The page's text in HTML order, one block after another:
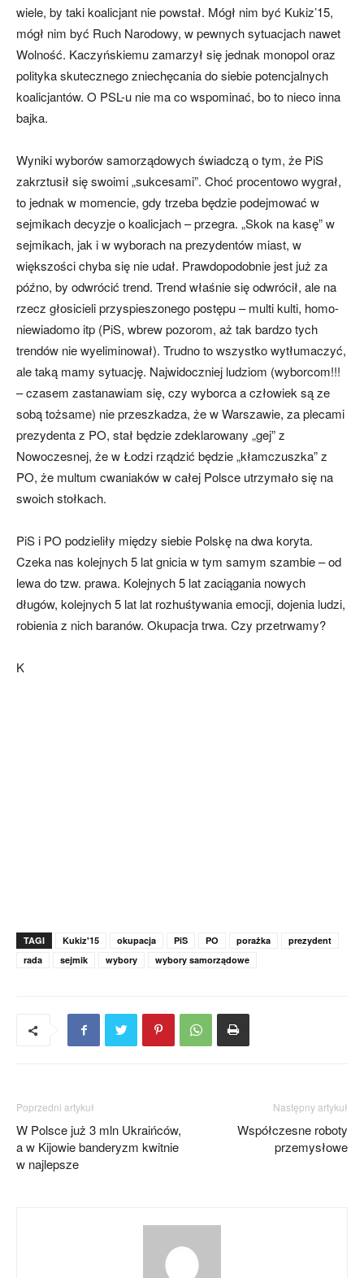
wiele, by taki koalicjant nie powstał. Mógł nim być Kukiz’15,
mógł nim być Ruch Narodowy, w pewnych sytuacjach nawet
Wolność. Kaczyńskiemu zamarzył się jednak monopol oraz
polityka skutecznego zniechęcania do siebie potencjalnych
koalicjantów. O PSL-u nie ma co wspominać, bo to nieco inna
bajka.
Wyniki wyborów samorządowych świadczą o tym, że PiS
zakrztusił się swoimi „sukcesami”. Choć procentowo wygrał,
to jednak w momencie, gdy trzeba będzie podejmować w
sejmikach decyzje o koalicjach – przegra. „Skok na kasę” w
sejmikach, jak i w wyborach na prezydentów miast, w
większości chyba się nie udał. Prawdopodobnie jest już za
późno, by odwrócić trend. Trend właśnie się odwrócił, ale na
rzecz głosicieli przyspieszonego postępu – multi kulti, homo-
niewiadomo itp (PiS, wbrew pozorom, aż tak bardzo tych
trendów nie wyeliminował). Trudno to wszystko wytłumaczyć,
ale taką mamy sytuację. Najwidoczniej ludziom (wyborcom!!!
– czasem zastanawiam się, czy wyborca a człowiek są ze
sobą tożsame) nie przeszkadza, że w Warszawie, za plecami
prezydenta z PO, stał będzie zdeklarowany „gej” z
Nowoczesnej, że w Łodzi rządzić będzie „kłamczuszka” z
PO, że multum cwaniaków w całej Polsce utrzymało się na
swoich stołkach.
PiS i PO podzieliły między siebie Polskę na dwa koryta.
Czeka nas kolejnych 5 lat gnicia w tym samym szambie – od
lewa do tzw. prawa. Kolejnych 5 lat zaciągania nowych
długów, kolejnych 5 lat lat rozhuśtywania emocji, dojenia ludzi,
robienia z nich baranów. Okupacja trwa. Czy przetrwamy?
K
TAGI Kukiz'15 okupacja PiS PO porażka
prezydent
rada
sejmik wybory wybory samorządowe
Poprzedni artykuł
W Polsce już 3 mln Ukraińców,
a w Kijowie banderyzm kwitnie
w najlepsze
Następny artykuł
Współczesne roboty
przemysłowe